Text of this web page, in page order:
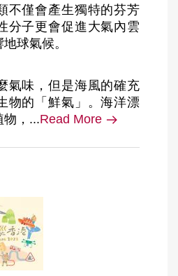
不僅會產生獨特的芬芳
分子更會促進大氣內雲
球氣候。
氣味，但是海風的確充
物的「鮮氣」。海洋漂
物，...Read More